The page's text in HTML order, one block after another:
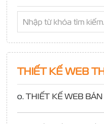
THIẾT KẾ WEB
o. THIẾT KẾ WEB BÁN